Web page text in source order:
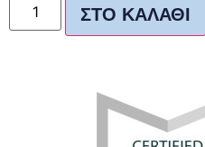
ΣΤΟ ΚΑΛΆΘΙ